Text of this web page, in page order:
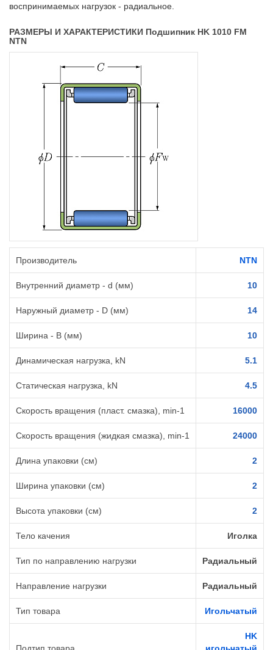
воспринимаемых нагрузок - радиальное.
РАЗМЕРЫ И ХАРАКТЕРИСТИКИ Подшипник HK 1010 FM
NTN
Производитель NTN
Внутренний диаметр - d (мм) 10
Наружный диаметр - D (мм) 14
Ширина - B (мм) 10
Динамическая нагрузка, kN 5.1
Статическая нагрузка, kN 4.5
Скорость вращения (пласт. смазка), min-1 16000
Скорость вращения (жидкая смазка), min-1 24000
Длина упаковки (см) 2
Ширина упаковки (см) 2
Высота упаковки (см) 2
Тело качения Иголка
Тип по направлению нагрузки Радиальный
Направление нагрузки Радиальный
Тип товара Игольчатый
HK